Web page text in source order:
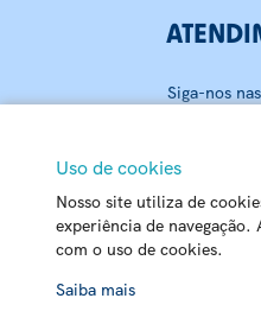
Siga-nos
BLUMENAU
CNPJ:
520 - Blumenau - SC | Centro
Uso de cookies
Nosso site utiliza de
experiência de
com o uso de cookies.
Saiba mais
Chat